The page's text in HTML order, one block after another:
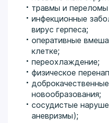
травмы и переломы
инфекционные
вирус герпеса;
оперативные
клетке;
переохлаждение;
физическое
новообразования;
сосудистые
аневризмы);